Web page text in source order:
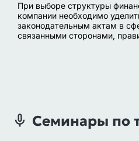
При выборе структуры
компании необходимо
законодательным актам в
связанными сторонами,
Семинары по